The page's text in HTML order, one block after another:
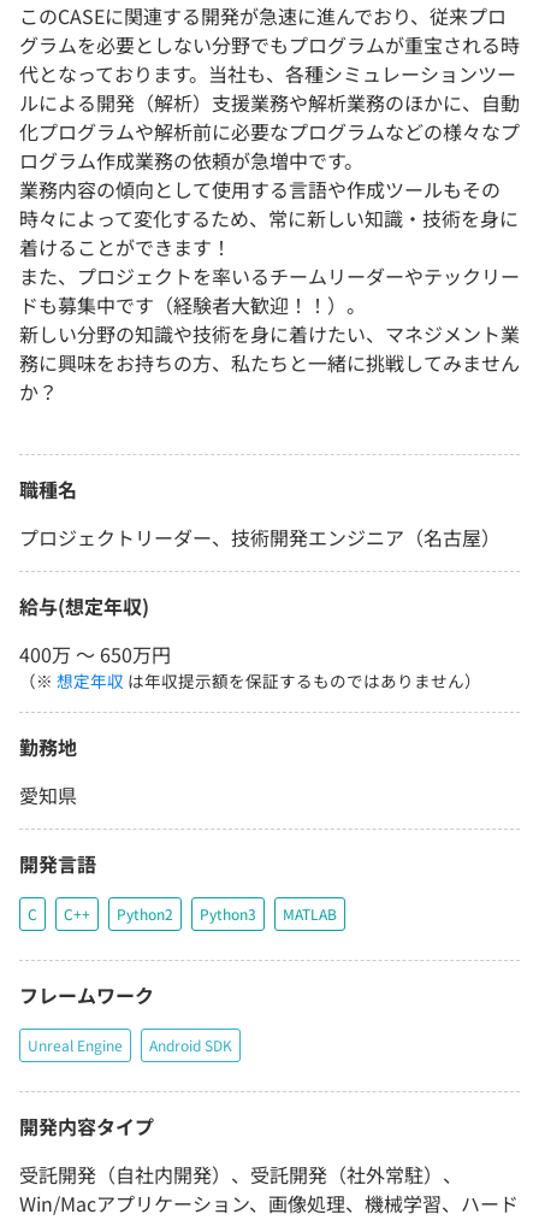
このCASEに関連する開発が急速に進んでおり、従来プロ
グラムを必要としない分野でもプログラムが重宝される時
代となっております。当社も、各種シミュレーションツー
ルによる開発（解析）支援業務や解析業務のほかに、自動
化プログラムや解析前に必要なプログラムなどの様々なプ
ログラム作成業務の依頼が急増中です。
業務内容の傾向として使用する言語や作成ツールもその
時々によって変化するため、常に新しい知識・技術を身に
着けることができます！
また、プロジェクトを率いるチームリーダーやテックリー
ドも募集中です（経験者大歓迎！！）。
新しい分野の知識や技術を身に着けたい、マネジメント業
務に興味をお持ちの方、私たちと一緒に挑戦してみません
か？
職種名
プロジェクトリーダー、技術開発エンジニア（名古屋）
給与(想定年収)
400万 〜 650万円
（※ 想定年収 は年収提示額を保証するものではありません）
勤務地
愛知県
開発言語
C C++ Python2 Python3 MATLAB
フレームワーク
Unreal Engine Android SDK
開発内容タイプ
受託開発（自社内開発）、受託開発（社外常駐）、
Win/Macアプリケーション、画像処理、機械学習、ハード